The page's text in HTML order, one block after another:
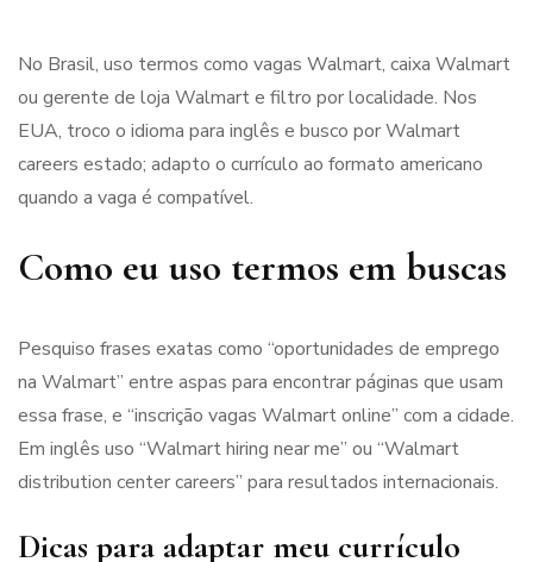
No Brasil, uso termos como vagas Walmart, caixa Walmart
ou gerente de loja Walmart e filtro por localidade. Nos
EUA, troco o idioma para inglês e busco por Walmart
careers estado; adapto o currículo ao formato americano
quando a vaga é compatível.
Como eu uso termos em buscas
Pesquiso frases exatas como “oportunidades de emprego
na Walmart” entre aspas para encontrar páginas que usam
essa frase, e “inscrição vagas Walmart online” com a cidade.
Em inglês uso “Walmart hiring near me” ou “Walmart
distribution center careers” para resultados internacionais.
Dicas para adaptar meu currículo